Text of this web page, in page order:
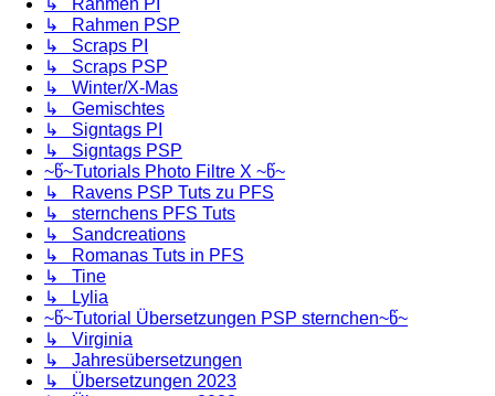
↳ Rahmen PSP
↳ Scraps PI
↳ Scraps PSP
↳ Winter/X-Mas
↳ Gemischtes
↳ Signtags PI
↳ Signtags PSP
~წ~Tutorials Photo Filtre X ~წ~
↳ Ravens PSP Tuts zu PFS
↳ sternchens PFS Tuts
↳ Sandcreations
↳ Romanas Tuts in PFS
↳ Tine
↳ Lylia
~წ~Tutorial Übersetzungen PSP sternchen~წ~
↳ Virginia
↳ Jahresübersetzungen
↳ Übersetzungen 2023